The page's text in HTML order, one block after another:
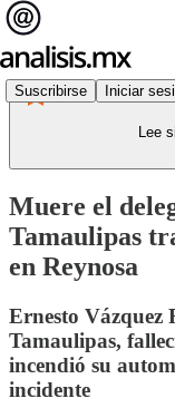
Suscribirse Iniciar
Lee
Muere el
Tamaulipas
en Reynosa
Ernesto Vázquez
Tamaulipas,
incendió su
incidente